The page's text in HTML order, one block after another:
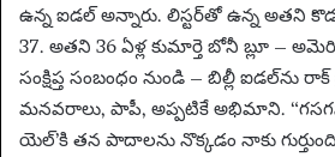
ఉన్న ఐడల్ అన్నారు. లిస్టర్‌తో ఉన్న అతని
37. అతని 36 ఏళ్ల కుమార్తె బోనీ బ్లూ –
సంక్షిప్త సంబంధం నుండి – బిల్లీ ఐడల్‌ను
మనవరాలు, పాపీ, అప్పటికే అభిమాని.
యెల్’కి తన పాదాలను నొక్కడం నాకు